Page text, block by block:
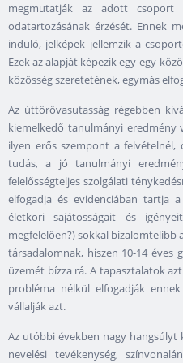
megmutatják az adott csoport
odatartozásának érzését. Ennek
induló, jelképek jellemzik a
Ezek az alapját képezik egy-egy
közösség szeretetének, egymás
Az úttörővasutasság régebben
kiemelkedő tanulmányi eredmény
ilyen erős szempont a
tudás, a jó tanulmányi
felelősségteljes szolgálati
elfogadja és evidenciában tartja
életkori sajátosságait és
megfelelően?) sokkal bizalomtelibb
társadalomnak, hiszen 10-14 éves
üzemét bízza rá. A tapasztalatok
probléma nélkül elfogadják
vállalják azt.
Az utóbbi években nagy
nevelési tevékenység,